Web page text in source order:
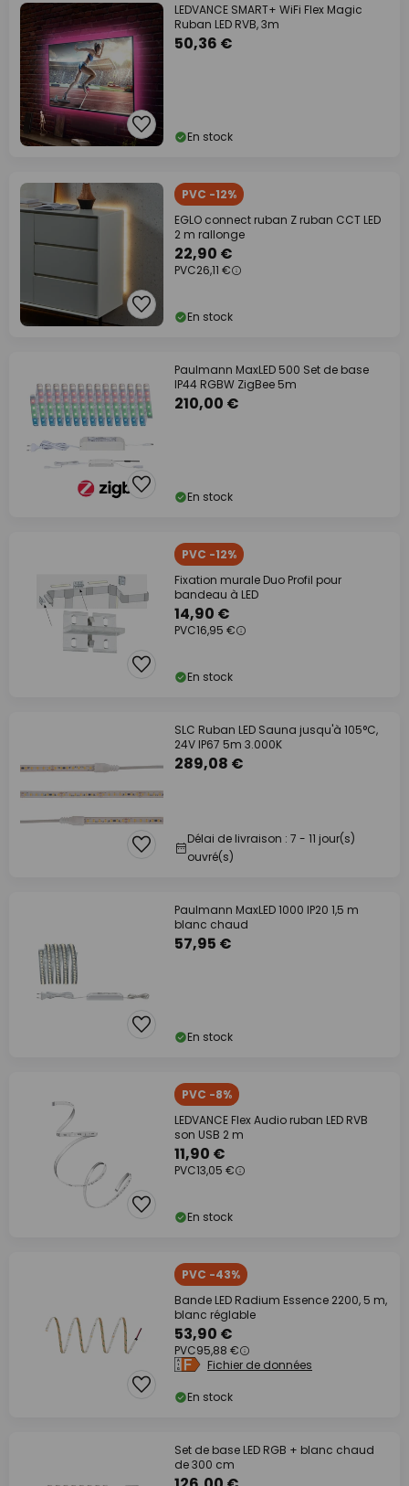
LEDVANCE SMART+ WiFi Flex Magic
Ruban LED RVB, 3m
50,36 €
En stock
PVC -12%
EGLO connect ruban Z ruban CCT LED
2 m rallonge
22,90 €
PVC26,11 €
En stock
Paulmann MaxLED 500 Set de base
IP44 RGBW ZigBee 5m
210,00 €
En stock
PVC -12%
Fixation murale Duo Profil pour
bandeau à LED
14,90 €
PVC16,95 €
En stock
SLC Ruban LED Sauna jusqu'à 105°C,
24V IP67 5m 3.000K
289,08 €
Délai de livraison : 7 - 11 jour(s)
ouvré(s)
Paulmann MaxLED 1000 IP20 1,5 m
blanc chaud
57,95 €
En stock
PVC -8%
LEDVANCE Flex Audio ruban LED RVB
son USB 2 m
11,90 €
PVC13,05 €
En stock
PVC -43%
Bande LED Radium Essence 2200, 5 m,
blanc réglable
53,90 €
PVC95,88 €
Fichier de données
En stock
Set de base LED RGB + blanc chaud
de 300 cm